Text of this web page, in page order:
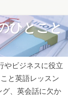
ひとこと
やビジネスに役立
と英語レッスン
グ、英会話に欠か